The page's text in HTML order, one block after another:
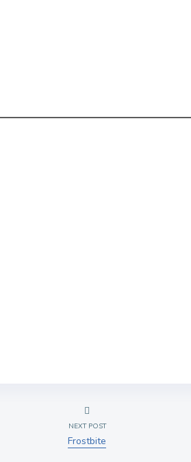
NEXT POST
Frostbite